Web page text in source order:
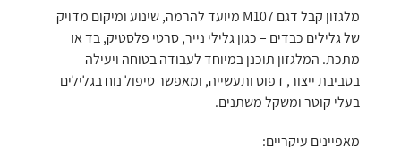
מלגזון קבל דגם M107 מיועד להרמה, שינוע ומיקום מדויק
של גלילים כבדים – כגון גלילי נייר, סרטי פלסטיק, בד או
מתכת. המלגזון תוכנן במיוחד לעבודה בטוחה ויעילה
בסביבת ייצור, דפוס ותעשייה, ומאפשר טיפול נוח בגלילים
בעלי קוטר ומשקל משתנים.
מאפיינים עיקריים: